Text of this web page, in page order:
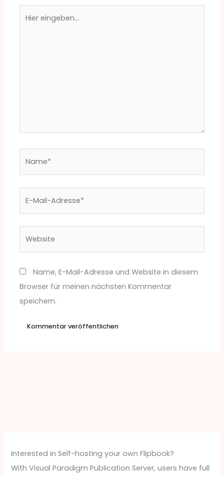
eingeben…
Name, E-Mail-Adresse und Website in diesem
Browser für meinen nächsten Kommentar
speichern.
Interested in Self-hosting your own Flipbook?
With Visual Paradigm Publication Server, users have full